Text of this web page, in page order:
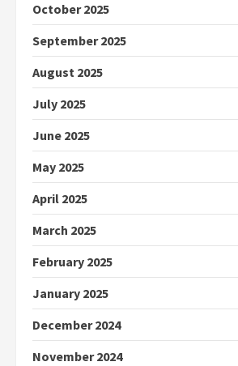
October 2025
September 2025
August 2025
July 2025
June 2025
May 2025
April 2025
March 2025
February 2025
January 2025
December 2024
November 2024